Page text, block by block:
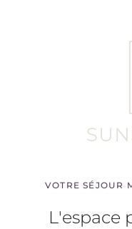
Passez des
VOTRE SÉJOUR
L'espace